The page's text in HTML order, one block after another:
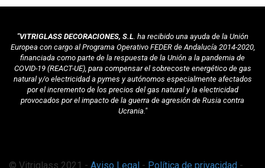
"VITRIGLASS DECORACIONES, S.L . ha recibido una ayuda de la Unión
Europea con cargo al Programa Operativo FEDER de Andalucía 2014-2020,
financiada como parte de la respuesta de la Unión a la pandemia de
COVID-19 (REACT-UE), para compensar el sobrecoste energético de gas
natural y/o electricidad a pymes y autónomos especialmente afectados
por el incremento de los precios del gas natural y la electricidad
provocados por el impacto de la guerra de agresión de Rusia contra
Ucrania."
© Vitriglass 2021 - Aviso Legal - Política de privacidad -